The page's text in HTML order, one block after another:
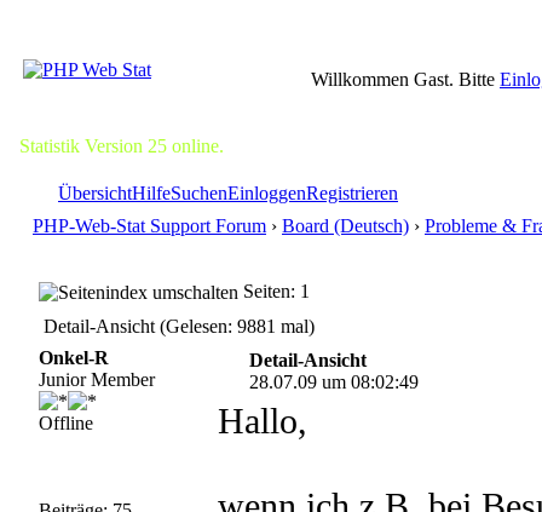
Willkommen Gast. Bitte
Statistik Version 25 online.
ÜbersichtHilfeSuchenEinloggenRegistrieren
PHP-Web-Stat Support Forum › Board (Deutsch) › Probleme &
Seiten: 1
Detail-Ansicht (Gelesen: 9881 mal)
Onkel-R
Junior Member
Offline
Detail-Ansicht
28.07.09 um 08:02:49
Hallo,